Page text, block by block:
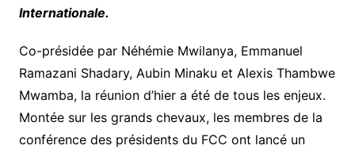
Internationale.
Co-présidée par Néhémie Mwilanya, Emmanuel
Ramazani Shadary, Aubin Minaku et Alexis Thambwe
Mwamba, la réunion d’hier a été de tous les enjeux.
Montée sur les grands chevaux, les membres de la
conférence des présidents du FCC ont lancé un